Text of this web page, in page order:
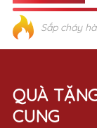
Sắp cháy
QUÀ
CUNG